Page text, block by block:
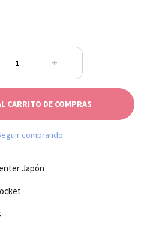
+
comprando
Japón